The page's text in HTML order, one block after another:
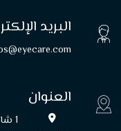
البريد
العنوان
1 شارع دمشق، المعادي ، القاهرة، مصر